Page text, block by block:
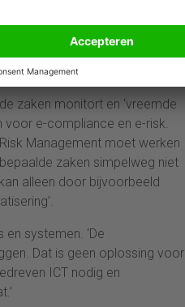
van de bank en
onontbeerlijk is
tijd.’
zaken monitort en ‘vreemde
e-compliance en e-risk.
Management moet werken
zaken simpelweg niet
alleen door bijvoorbeeld
systemen. ‘De
Dat is geen oplossing voor
ICT nodig en